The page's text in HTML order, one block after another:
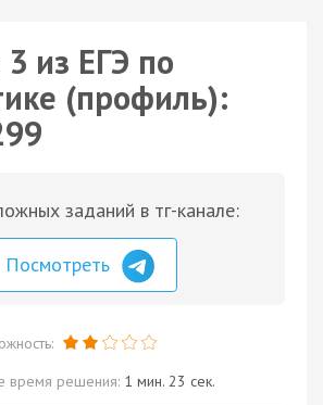
из ЕГЭ по
(профиль):
заданий в тг-канале:
Посмотреть
время решения: 1 мин. 23 сек.